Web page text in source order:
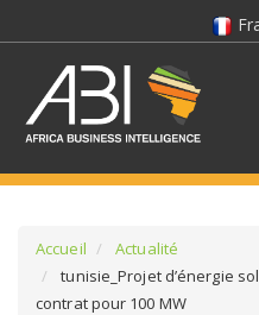
Accueil
Actualité
tunisie_Projet d’énergie
contrat pour 100 MW